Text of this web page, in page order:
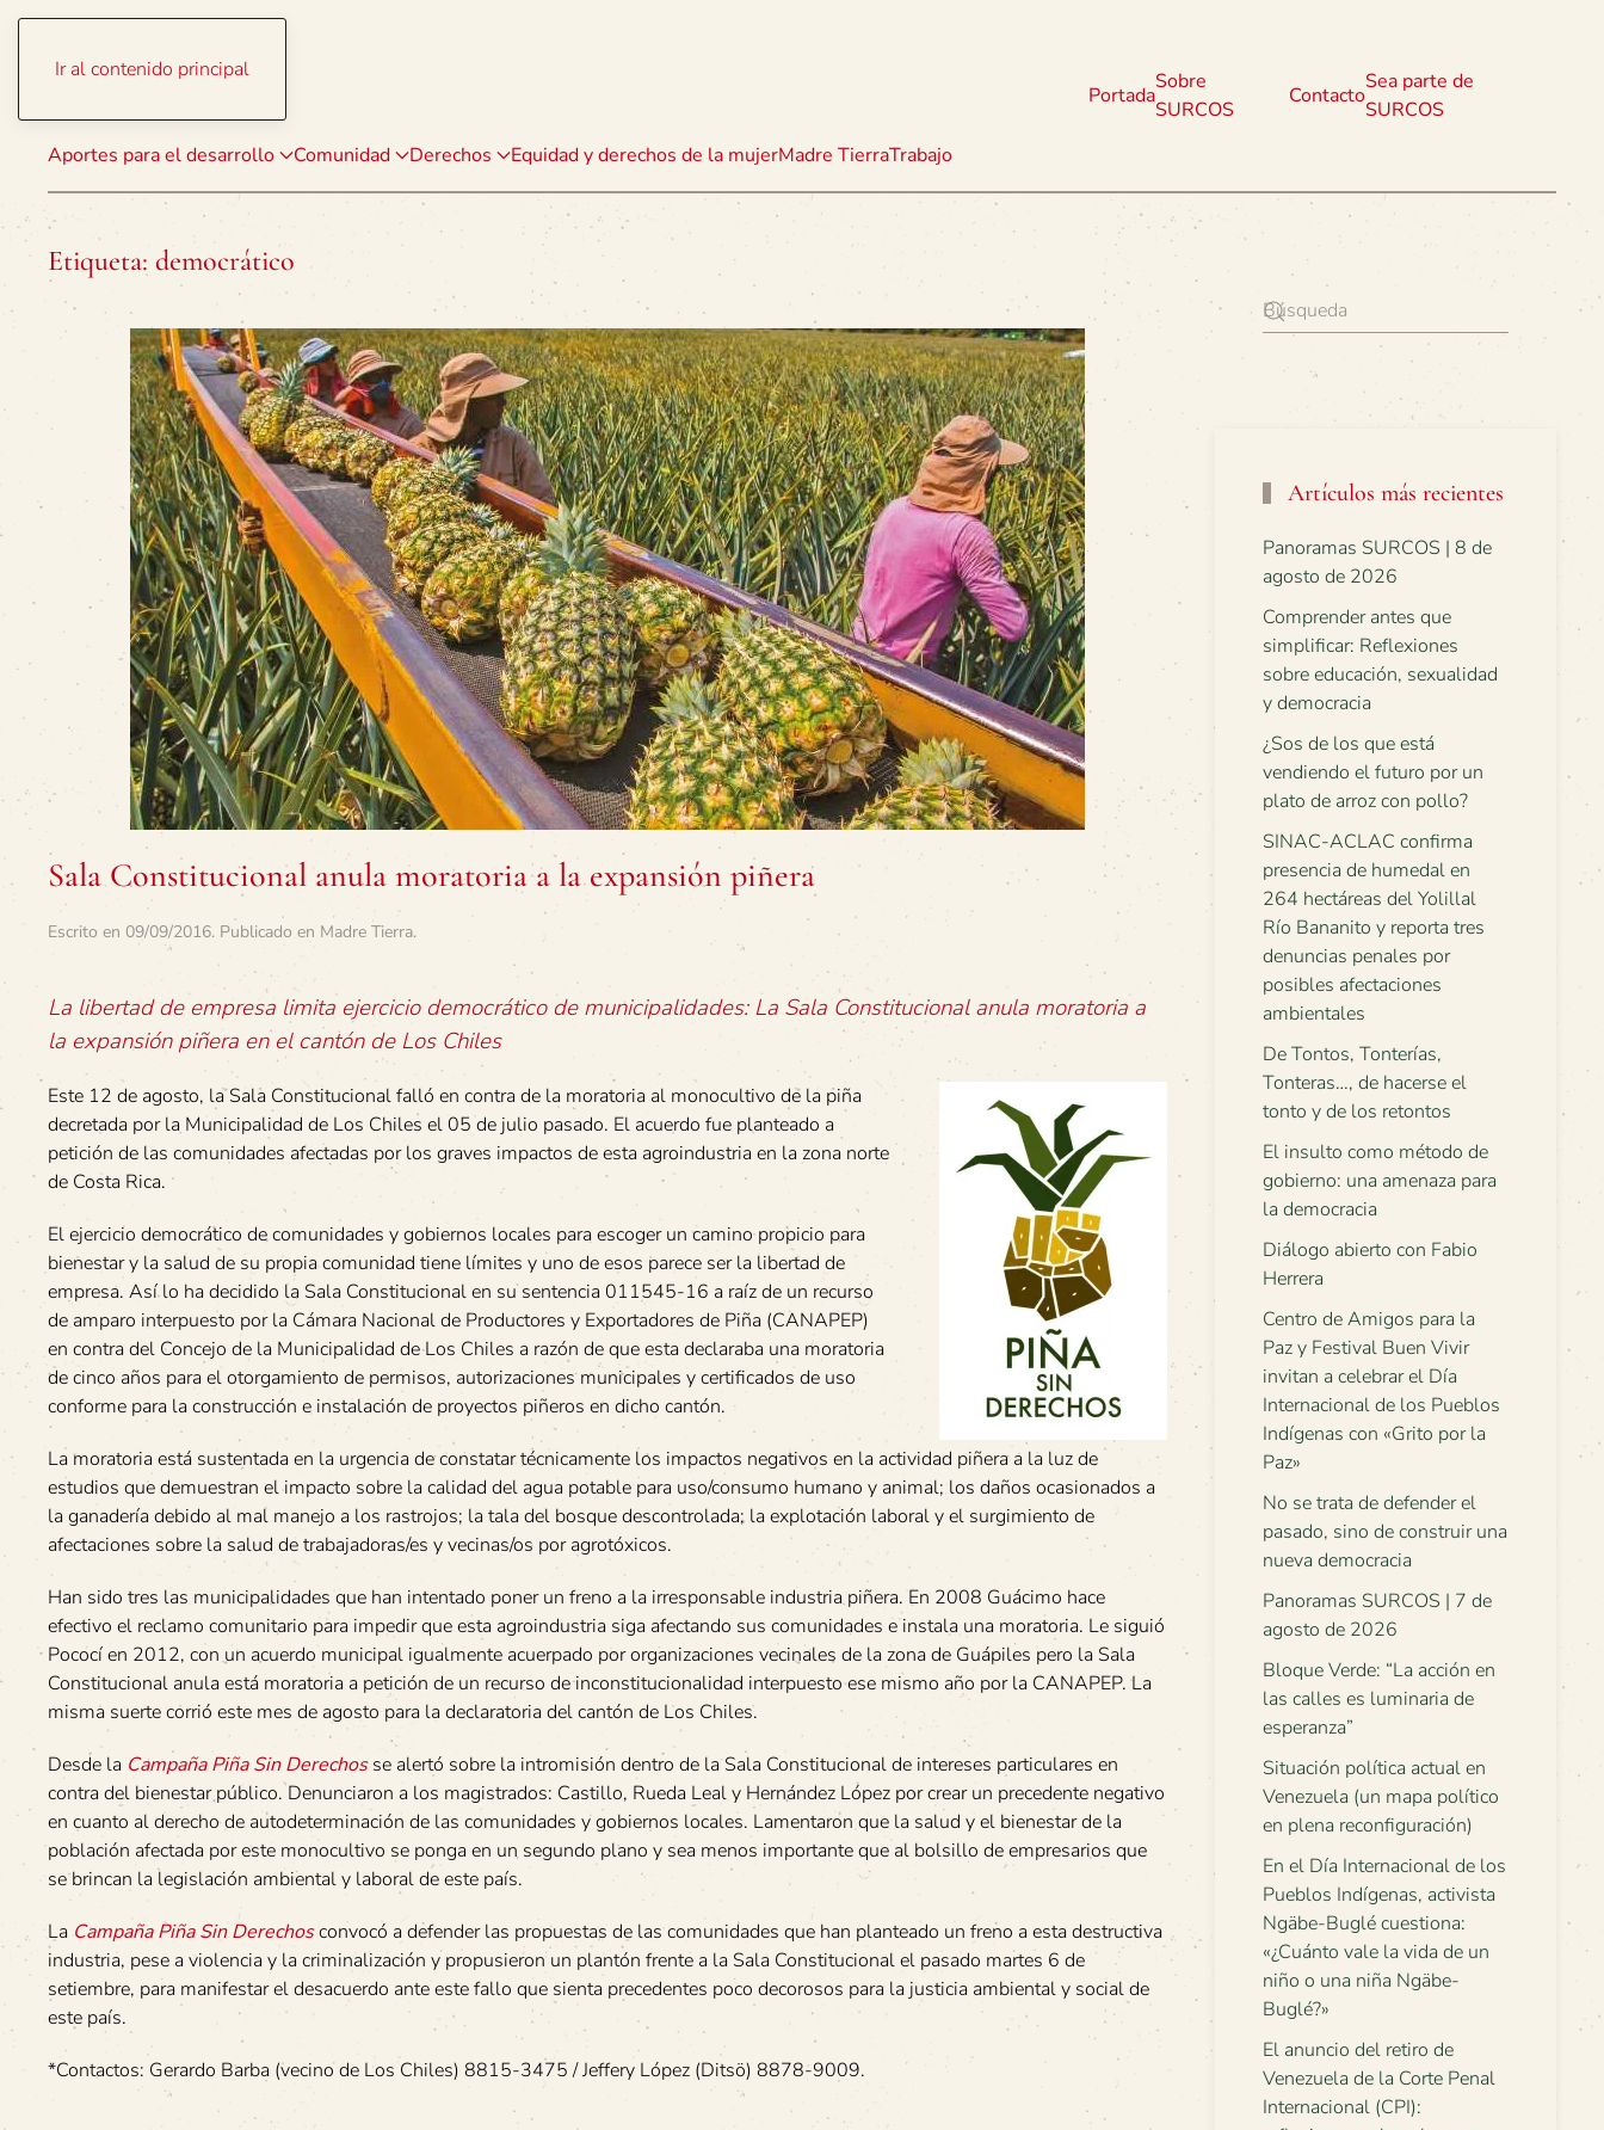
Ir al contenido principal
Aportes para el desarrollo Comunidad Derechos Equidad y derechos de la mujerMadre TierraTrabajo
Portada
Sobre
SURCOS
Contacto
Sea parte de
SURCOS
Etiqueta: democrático
Sala Constitucional anula moratoria a la expansión piñera
Escrito en 09/09/2016. Publicado en Madre Tierra.
La libertad de empresa limita ejercicio democrático de municipalidades: La Sala Constitucional anula moratoria a
la expansión piñera en el cantón de Los Chiles
Este 12 de agosto, la Sala Constitucional falló en contra de la moratoria al monocultivo de la piña
decretada por la Municipalidad de Los Chiles el 05 de julio pasado. El acuerdo fue planteado a
petición de las comunidades afectadas por los graves impactos de esta agroindustria en la zona norte
de Costa Rica.
El ejercicio democrático de comunidades y gobiernos locales para escoger un camino propicio para
bienestar y la salud de su propia comunidad tiene límites y uno de esos parece ser la libertad de
empresa. Así lo ha decidido la Sala Constitucional en su sentencia 011545-16 a raíz de un recurso
de amparo interpuesto por la Cámara Nacional de Productores y Exportadores de Piña (CANAPEP)
en contra del Concejo de la Municipalidad de Los Chiles a razón de que esta declaraba una moratoria
de cinco años para el otorgamiento de permisos, autorizaciones municipales y certificados de uso
conforme para la construcción e instalación de proyectos piñeros en dicho cantón.
La moratoria está sustentada en la urgencia de constatar técnicamente los impactos negativos en la actividad piñera a la luz de
estudios que demuestran el impacto sobre la calidad del agua potable para uso/consumo humano y animal; los daños ocasionados a
la ganadería debido al mal manejo a los rastrojos; la tala del bosque descontrolada; la explotación laboral y el surgimiento de
afectaciones sobre la salud de trabajadoras/es y vecinas/os por agrotóxicos.
Han sido tres las municipalidades que han intentado poner un freno a la irresponsable industria piñera. En 2008 Guácimo hace
efectivo el reclamo comunitario para impedir que esta agroindustria siga afectando sus comunidades e instala una moratoria. Le siguió
Pococí en 2012, con un acuerdo municipal igualmente acuerpado por organizaciones vecinales de la zona de Guápiles pero la Sala
Constitucional anula está moratoria a petición de un recurso de inconstitucionalidad interpuesto ese mismo año por la CANAPEP. La
misma suerte corrió este mes de agosto para la declaratoria del cantón de Los Chiles.
Desde la Campaña Piña Sin Derechosse alertó sobre la intromisión dentro de la Sala Constitucional de intereses particulares en
contra del bienestar público. Denunciaron a los magistrados: Castillo, Rueda Leal y Hernández López por crear un precedente negativo
en cuanto al derecho de autodeterminación de las comunidades y gobiernos locales. Lamentaron que la salud y el bienestar de la
población afectada por este monocultivo se ponga en un segundo plano y sea menos importante que al bolsillo de empresarios que
se brincan la legislación ambiental y laboral de este país.
La Campaña Piña Sin Derechosconvocó a defender las propuestas de las comunidades que han planteado un freno a esta destructiva
industria, pese a violencia y la criminalización y propusieron un plantón frente a la Sala Constitucional el pasado martes 6 de
setiembre, para manifestar el desacuerdo ante este fallo que sienta precedentes poco decorosos para la justicia ambiental y social de
este país.
*Contactos: Gerardo Barba (vecino de Los Chiles) 8815-3475 / Jeffery López (Ditsö) 8878-9009.
Artículos más recientes
Panoramas SURCOS | 8 de
agosto de 2026
Comprender antes que
simplificar: Reflexiones
sobre educación, sexualidad
y democracia
¿Sos de los que está
vendiendo el futuro por un
plato de arroz con pollo?
SINAC-ACLAC confirma
presencia de humedal en
264 hectáreas del Yolillal
Río Bananito y reporta tres
denuncias penales por
posibles afectaciones
ambientales
De Tontos, Tonterías,
Tonteras…, de hacerse el
tonto y de los retontos
El insulto como método de
gobierno: una amenaza para
la democracia
Diálogo abierto con Fabio
Herrera
Centro de Amigos para la
Paz y Festival Buen Vivir
invitan a celebrar el Día
Internacional de los Pueblos
Indígenas con «Grito por la
Paz»
No se trata de defender el
pasado, sino de construir una
nueva democracia
Panoramas SURCOS | 7 de
agosto de 2026
Bloque Verde: “La acción en
las calles es luminaria de
esperanza”
Situación política actual en
Venezuela (un mapa político
en plena reconfiguración)
En el Día Internacional de los
Pueblos Indígenas, activista
Ngäbe-Buglé cuestiona:
«¿Cuánto vale la vida de un
niño o una niña Ngäbe-
Buglé?»
El anuncio del retiro de
Venezuela de la Corte Penal
Internacional (CPI):